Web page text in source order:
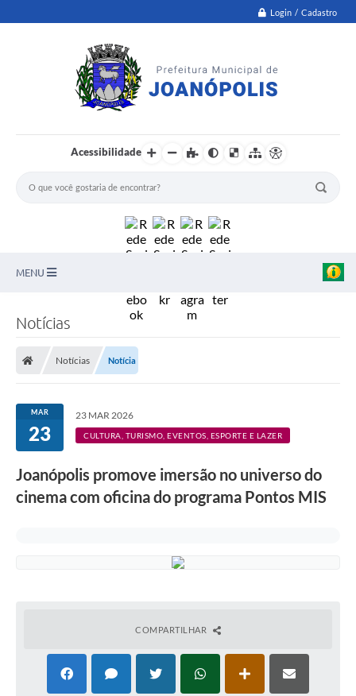
Login / Cadastro
Acessibilidade
MENU
Transparência
Editais
Diário Oficial
Conselhos
Carta de Serviços
Notícias
Notícias Notícia
MAR
23
23 MAR 2026
CULTURA, TURISMO, EVENTOS, ESPORTE E LAZER
Joanópolis promove imersão no universo do
cinema com oficina do programa Pontos MIS
COMPARTILHAR